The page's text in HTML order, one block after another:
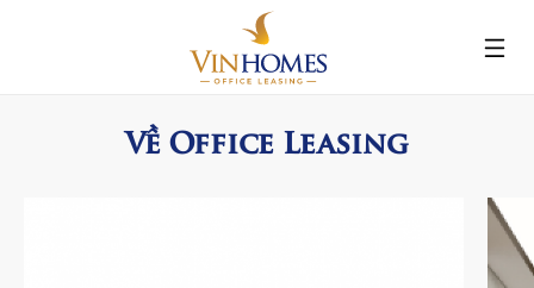
Về Office Leasing